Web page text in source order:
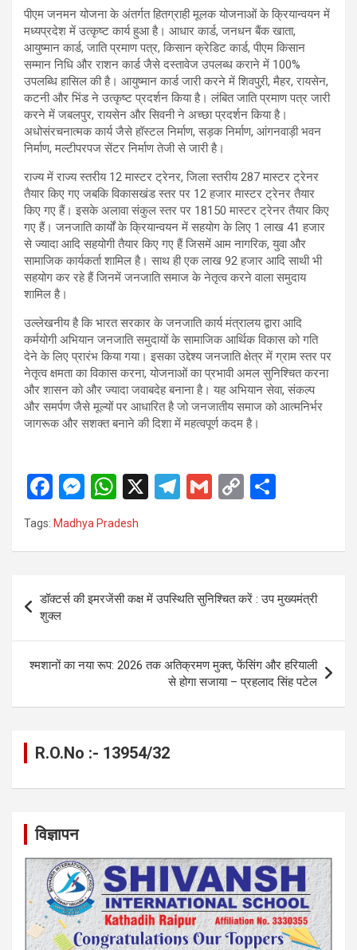
पीएम जनमन योजना के अंतर्गत हितग्राही मूलक योजनाओं के क्रियान्वयन में
मध्यप्रदेश में उत्कृष्ट कार्य हुआ है। आधार कार्ड, जनधन बैंक खाता,
आयुष्मान कार्ड, जाति प्रमाण पत्र, किसान क्रेडिट कार्ड, पीएम किसान
सम्मान निधि और राशन कार्ड जैसे दस्तावेज उपलब्ध कराने में 100%
उपलब्धि हासिल की है। आयुष्मान कार्ड जारी करने में शिवपुऱी, मैहर, रायसेन,
कटनी और भिंड ने उत्कृष्ट प्रदर्शन किया है। लंबित जाति प्रमाण पत्र जारी
करने में जबलपुर, रायसेन और सिवनी ने अच्छा प्रदर्शन किया है।
अधोसंरचनात्मक कार्य जैसे हॉस्टल निर्माण, सड़क निर्माण, आंगनवाड़ी भवन
निर्माण, मल्टीपरपज सेंटर निर्माण तेजी से जारी है।
राज्य में राज्य स्तरीय 12 मास्टर ट्रेनर, जिला स्तरीय 287 मास्टर ट्रेनर
तैयार किए गए जबकि विकासखंड स्तर पर 12 हजार मास्टर ट्रेनर तैयार
किए गए हैं। इसके अलावा संकुल स्तर पर 18150 मास्टर ट्रेनर तैयार किए
गए हैं। जनजाति कार्यों के क्रियान्वयन में सहयोग के लिए 1 लाख 41 हजार
से ज्यादा आदि सहयोगी तैयार किए गए हैं जिसमें आम नागरिक, युवा और
सामाजिक कार्यकर्ता शामिल है। साथ ही एक लाख 92 हजार आदि साथी भी
सहयोग कर रहे हैं जिनमें जनजाति समाज के नेतृत्व करने वाला समुदाय
शामिल है।
उल्लेखनीय है कि भारत सरकार के जनजाति कार्य मंत्रालय द्वारा आदि
कर्मयोगी अभियान जनजाति समुदायों के सामाजिक आर्थिक विकास को गति
देने के लिए प्रारंभ किया गया। इसका उद्देश्य जनजाति क्षेत्र में ग्राम स्तर पर
नेतृत्व क्षमता का विकास करना, योजनाओं का प्रभावी अमल सुनिश्चित करना
और शासन को और ज्यादा जवाबदेह बनाना है। यह अभियान सेवा, संकल्प
और समर्पण जैसे मूल्यों पर आधारित है जो जनजातीय समाज को आत्मनिर्भर
जागरूक और सशक्त बनाने की दिशा में महत्वपूर्ण कदम है।
F
a
ce
o
o
k
M
es
se
g
er
W
h
at
A
p
X
T
a
m
G
C
n
Tags: Madhya Pradesh
navigation
डॉक्टर्स की इमरजेंसी कक्ष में उपस्थिति सुनिश्चित करें : उप मुख्यमंत्री
शुक्ल
श्मशानों का नया रूप: 2026 तक अतिक्रमण मुक्त, फेंसिंग और हरियाली
से होगा सजाया – प्रहलाद सिंह पटेल
R.O.No :- 13954/32
विज्ञापन